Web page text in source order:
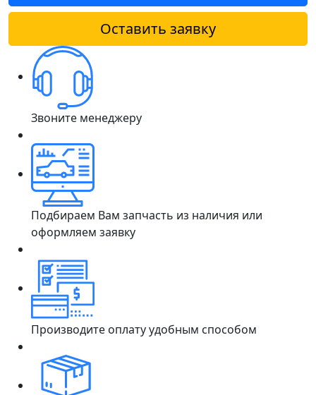
Оставить заявку
Звоните менеджеру
Подбираем Вам запчасть из наличия или
оформляем заявку
Производите оплату удобным способом